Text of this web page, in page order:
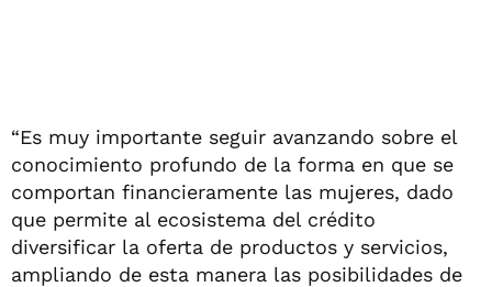
“Es muy importante seguir avanzando sobre el
conocimiento profundo de la forma en que se
comportan financieramente las mujeres, dado
que permite al ecosistema del crédito
diversificar la oferta de productos y servicios,
ampliando de esta manera las posibilidades de